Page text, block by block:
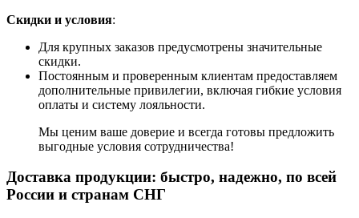
Скидки и условия:
Для крупных заказов предусмотрены значительные
скидки.
Постоянным и проверенным клиентам предоставляем
дополнительные привилегии, включая гибкие условия
оплаты и систему лояльности.
Мы ценим ваше доверие и всегда готовы предложить
выгодные условия сотрудничества!
Доставка продукции: быстро, надежно, по всей
России и странам СНГ